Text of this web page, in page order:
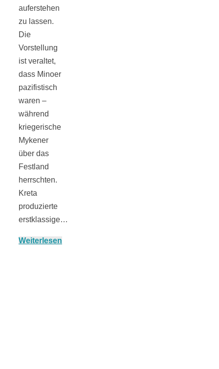
auferstehen
zu lassen.
Die
Vorstellung
ist veraltet,
dass Minoer
pazifistisch
waren –
während
kriegerische
Mykener
über das
Festland
herrschten.
Kreta
produzierte
erstklassige…
Weiterlesen